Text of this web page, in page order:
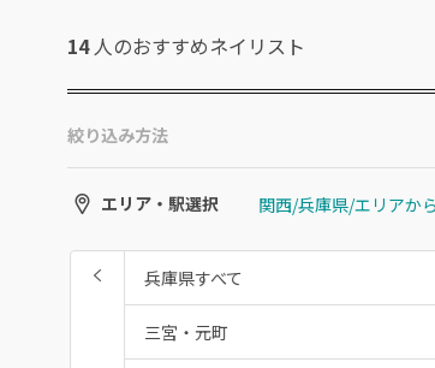
14人のおすすめネイリスト
絞り込み方法
エリア・駅選択
兵庫県すべて
三宮・元町